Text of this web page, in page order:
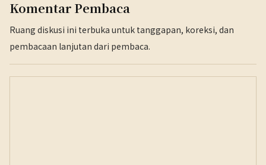
Komentar Pembaca
Ruang diskusi ini terbuka untuk tanggapan, koreksi, dan
pembacaan lanjutan dari pembaca.